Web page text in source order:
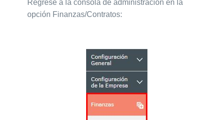
Regrese a la consola de administración en la
opción Finanzas/Contratos: